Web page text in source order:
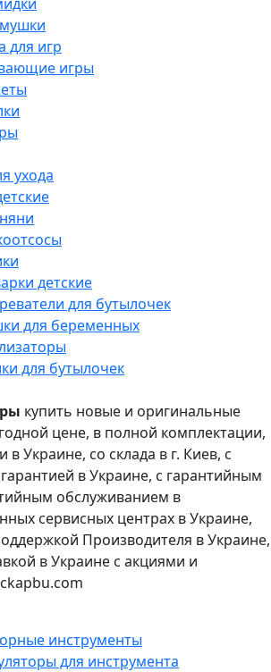
для игр
игры
ухода
детские
для бутылочек
для беременных
для бутылочек
купить новые и оригинальные
цене, в полной комплектации,
в Украине, со склада в г. Киев, с
в Украине, с гарантийным
обслуживанием в
сервисных центрах в Украине,
Производителя в Украине,
в Украине с акциями и
инструменты
для инструмента